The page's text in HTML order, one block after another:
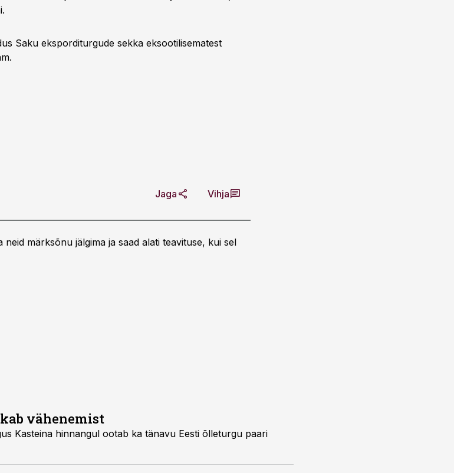
Saku eksporditurgude sekka eksootilisematest
Jaga Vihja
neid märksõnu jälgima ja saad alati teavituse, kui sel
vähenemist
Kasteina hinnangul ootab ka tänavu Eesti õlleturgu paari